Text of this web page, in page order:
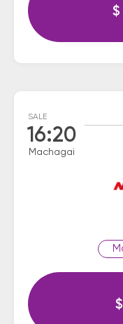
$
SALE
16:20
Machagai
$